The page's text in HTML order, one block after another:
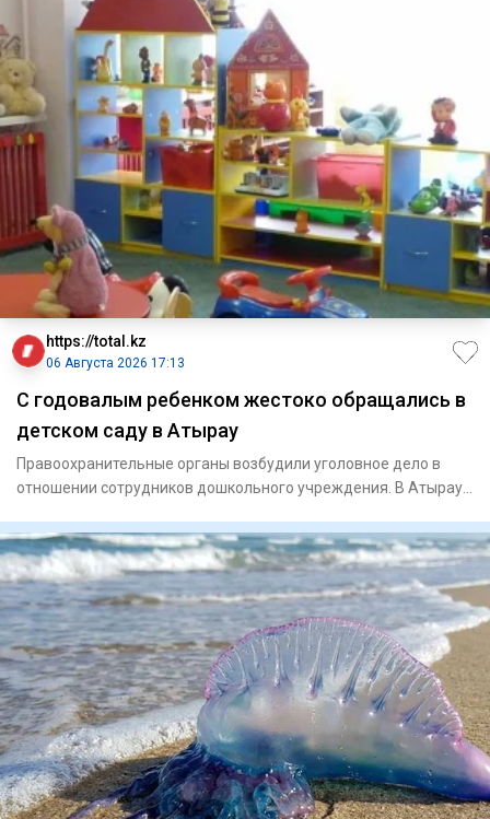
https://total.kz
06 Августа 2026 17:13
С годовалым ребенком жестоко обращались в
детском саду в Атырау
Правоохранительные органы возбудили уголовное дело в
отношении сотрудников дошкольного учреждения. В Атырау